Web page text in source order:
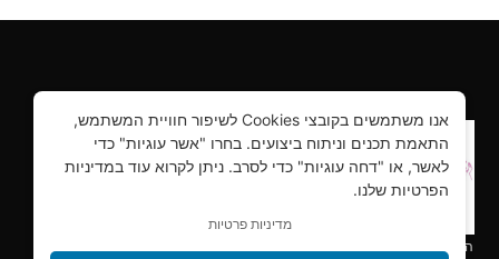
אנו משתמשים בקובצי Cookies לשיפור חוויית המשתמש,
התאמת תכנים וניתוח ביצועים. בחרו "אשר עוגיות" כדי
לאשר, או "דחה עוגיות" כדי לסרב. ניתן לקרוא עוד במדיניות
הפרטיות שלנו.
מדיניות פרטיות
הילושה ביוטי – קורסים והדרכות, יבוא ושיווק למקצועות היופי הכי